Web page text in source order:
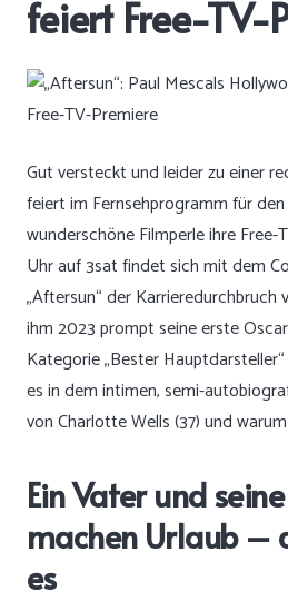
feiert Free-TV-
Gut versteckt und leider zu einer
feiert im Fernsehprogramm für den
wunderschöne Filmperle ihre Free-
Uhr auf 3sat findet sich mit dem
„Aftersun“ der Karrieredurchbruch
ihm 2023 prompt seine erste
Kategorie „Bester
es in dem intimen, semi-
von Charlotte Wells (37) und
Ein Vater und
machen Urlaub –
es